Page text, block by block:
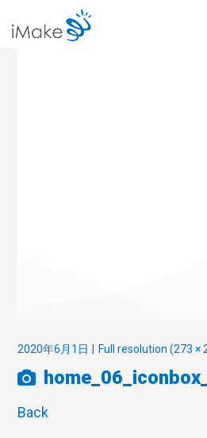
2020年6月1日 Full resolution (273 ×
Back